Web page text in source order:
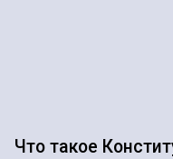
Что такое